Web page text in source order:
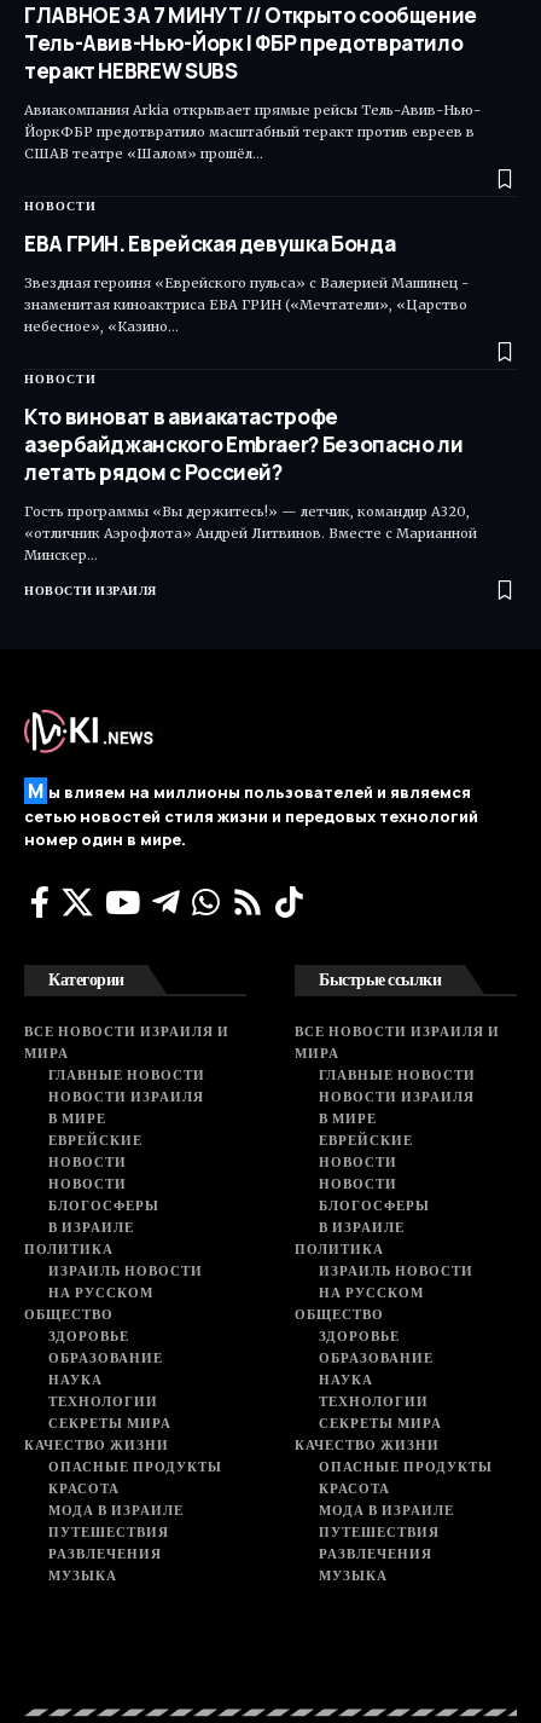
ГЛАВНОЕ ЗА 7 МИНУТ // Открыто сообщение
Тель-Авив-Нью-Йорк | ФБР предотвратило
теракт HEBREW SUBS
Авиакомпания Arkia открывает прямые рейсы Тель-Авив-Нью-
ЙоркФБР предотвратило масштабный теракт против евреев в
СШАВ театре «Шалом» прошёл…
НОВОСТИ
ЕВА ГРИН. Еврейская девушка Бонда
Звездная героиня «Еврейского пульса» с Валерией Машинец -
знаменитая киноактриса ЕВА ГРИН («Мечтатели», «Царство
небесное», «Казино…
НОВОСТИ
Кто виноват в авиакатастрофе
азербайджанского Embraer? Безопасно ли
летать рядом с Россией?
Гость программы «Вы держитесь!» — летчик, командир А320,
«отличник Аэрофлота» Андрей Литвинов. Вместе с Марианной
Минскер…
НОВОСТИ ИЗРАИЛЯ
М ы влияем на миллионы пользователей и являемся
сетью новостей стиля жизни и передовых технологий
номер один в мире.
Категории
ВСЕ НОВОСТИ ИЗРАИЛЯ И
МИРА
ГЛАВНЫЕ НОВОСТИ
НОВОСТИ ИЗРАИЛЯ
В МИРЕ
ЕВРЕЙСКИЕ
НОВОСТИ
НОВОСТИ
БЛОГОСФЕРЫ
В ИЗРАИЛЕ
ПОЛИТИКА
ИЗРАИЛЬ НОВОСТИ
НА РУССКОМ
ОБЩЕСТВО
ЗДОРОВЬЕ
ОБРАЗОВАНИЕ
НАУКА
ТЕХНОЛОГИИ
СЕКРЕТЫ МИРА
КАЧЕСТВО ЖИЗНИ
ОПАСНЫЕ ПРОДУКТЫ
КРАСОТА
МОДА В ИЗРАИЛЕ
ПУТЕШЕСТВИЯ
РАЗВЛЕЧЕНИЯ
МУЗЫКА
Быстрые ссылки
ВСЕ НОВОСТИ ИЗРАИЛЯ И
МИРА
ГЛАВНЫЕ НОВОСТИ
НОВОСТИ ИЗРАИЛЯ
В МИРЕ
ЕВРЕЙСКИЕ
НОВОСТИ
НОВОСТИ
БЛОГОСФЕРЫ
В ИЗРАИЛЕ
ПОЛИТИКА
ИЗРАИЛЬ НОВОСТИ
НА РУССКОМ
ОБЩЕСТВО
ЗДОРОВЬЕ
ОБРАЗОВАНИЕ
НАУКА
ТЕХНОЛОГИИ
СЕКРЕТЫ МИРА
КАЧЕСТВО ЖИЗНИ
ОПАСНЫЕ ПРОДУКТЫ
КРАСОТА
МОДА В ИЗРАИЛЕ
ПУТЕШЕСТВИЯ
РАЗВЛЕЧЕНИЯ
МУЗЫКА